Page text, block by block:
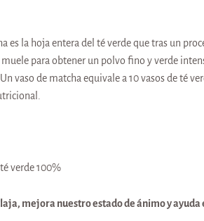
es la hoja entera del té verde que tras un
muele para obtener un polvo fino y verde
vaso de matcha equivale a 10 vasos de té
verde 100%
mejora nuestro estado de ánimo y ayuda